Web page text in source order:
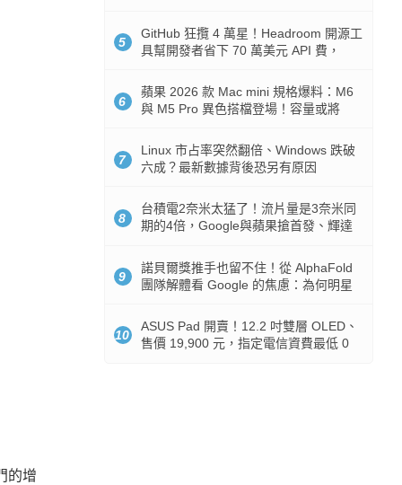
的增
5
GitHub 狂攬 4 萬星！Headroom 開源工
具幫開發者省下 70 萬美元 API 費，
6
蘋果 2026 款 Mac mini 規格爆料：M6
與 M5 Pro 異色搭檔登場！容量或將
7
Linux 市占率突然翻倍、Windows 跌破
六成？最新數據背後恐另有原因
8
台積電2奈米太猛了！流片量是3奈米同
期的4倍，Google與蘋果搶首發、輝達
9
諾貝爾獎推手也留不住！從 AlphaFold
團隊解體看 Google 的焦慮：為何明星
10
ASUS Pad 開賣！12.2 吋雙層 OLED、
售價 19,900 元，指定電信資費最低 0